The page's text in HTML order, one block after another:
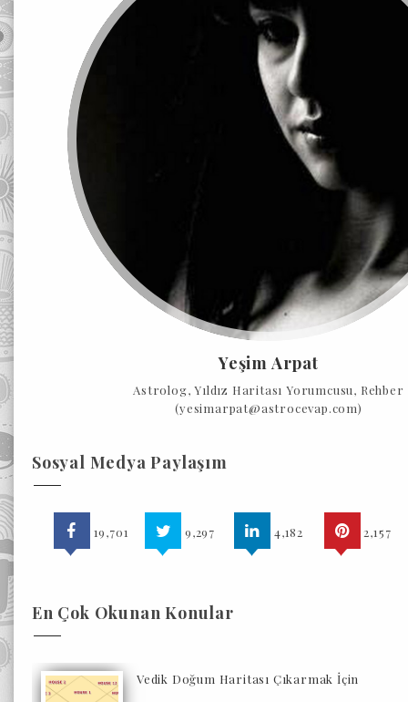
Yeşim Arpat
Astrolog, Yıldız Haritası Yorumcusu, Rehber
(yesimarpat@astrocevap.com)
Sosyal Medya Paylaşım
19,701 9,297 4,182 2,157
En Çok Okunan Konular
Vedik Doğum Haritası Çıkarmak İçin